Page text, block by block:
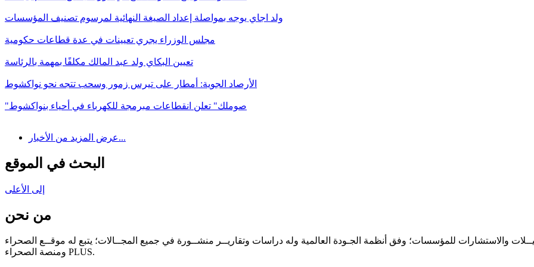
ولد اجاي يوجه بمواصلة إعداد الصيغة النهائية لمرسوم تصنيف المؤسسات
مجلس الوزراء يجري تعيينات في عدة قطاعات حكومية
تعيين البكاي ولد عبد المالك مكلفًا بمهمة بالرئاسة
الأرصاد الجوية: أمطار على تيرس زمور وسحب تتجه نحو نواكشوط
"صوملك" تعلن انقطاعات مبرمجة للكهرباء في أحياء بنواكشوط
عرض المزيد من الأخبار...
البحث في الموقع
إلى الأعلى
من نحن
والاستشارات للمؤسسات؛ وفق أنظمة الجـودة العالمية وله دراسات وتقاريــر منشــورة في جميع المجــالات؛ يتبع له موقــع الصحراء
ومنصة الصحراء PLUS.